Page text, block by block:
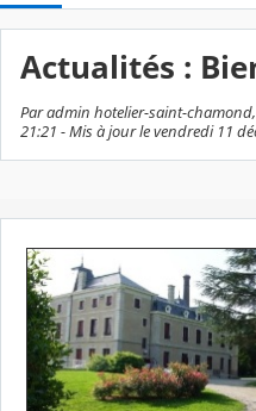
Actualités :
Par admin hotelier-saint-
21:21 - Mis à jour le vendredi 11